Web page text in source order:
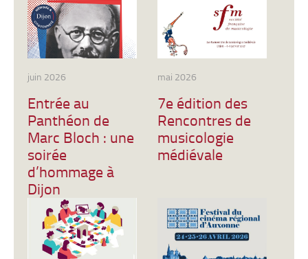
juin 2026
Entrée au
Panthéon de
Marc Bloch : une
soirée
d’hommage à
Dijon
mai 2026
7e édition des
Rencontres de
musicologie
médiévale